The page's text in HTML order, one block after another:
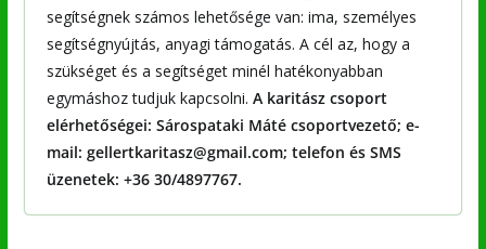
segítségnek számos lehetősége van: ima, személyes
segítségnyújtás, anyagi támogatás. A cél az, hogy a
szükséget és a segítséget minél hatékonyabban
egymáshoz tudjuk kapcsolni. A karitász csoport
elérhetőségei: Sárospataki Máté csoportvezető; e-
mail: gellertkaritasz@gmail.com; telefon és SMS
üzenetek: +36 30/4897767.